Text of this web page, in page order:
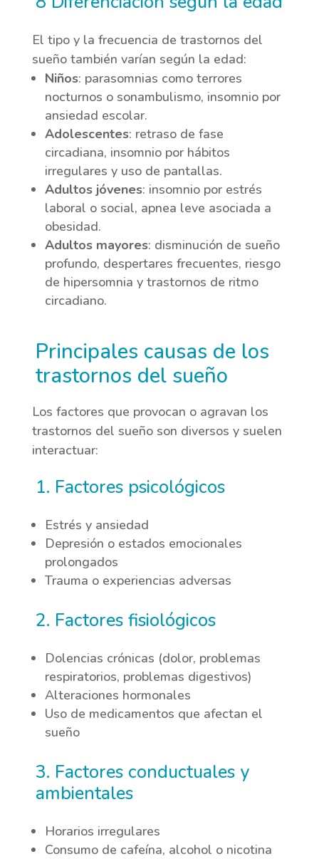
El tipo y la frecuencia de trastornos del
sueño también varían según la edad:
Niños: parasomnias como terrores
nocturnos o sonambulismo, insomnio por
ansiedad escolar.
Adolescentes: retraso de fase
circadiana, insomnio por hábitos
irregulares y uso de pantallas.
Adultos jóvenes: insomnio por estrés
laboral o social, apnea leve asociada a
obesidad.
Adultos mayores: disminución de sueño
profundo, despertares frecuentes, riesgo
de hipersomnia y trastornos de ritmo
circadiano.
Principales causas de los
trastornos del sueño
Los factores que provocan o agravan los
trastornos del sueño son diversos y suelen
interactuar:
1. Factores psicológicos
Estrés y ansiedad
Depresión o estados emocionales
prolongados
Trauma o experiencias adversas
2. Factores fisiológicos
Dolencias crónicas (dolor, problemas
respiratorios, problemas digestivos)
Alteraciones hormonales
Uso de medicamentos que afectan el
sueño
3. Factores conductuales y
ambientales
Horarios irregulares
Consumo de cafeína, alcohol o nicotina